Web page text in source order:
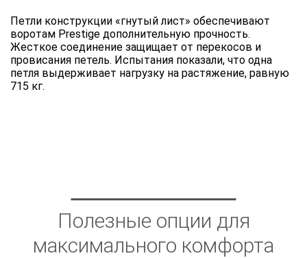
Петли конструкции «гнутый лист» обеспечивают
воротам Prestige дополнительную прочность.
Жесткое соединение защищает от перекосов и
провисания петель. Испытания показали, что одна
петля выдерживает нагрузку на растяжение, равную
715 кг.
Полезные опции для
максимального комфорта